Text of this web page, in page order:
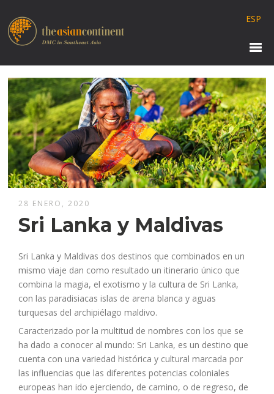
ESP
28 ENERO, 2020
Sri Lanka y Maldivas
Sri Lanka y Maldivas dos destinos que combinados en un
mismo viaje dan como resultado un itinerario único que
combina la magia, el exotismo y la cultura de Sri Lanka,
con las paradisiacas islas de arena blanca y aguas
turquesas del archipiélago maldivo.
Caracterizado por la multitud de nombres con los que se
ha dado a conocer al mundo: Sri Lanka, es un destino que
cuenta con una variedad histórica y cultural marcada por
las influencias que las diferentes potencias coloniales
europeas han ido ejerciendo, de camino, o de regreso, de